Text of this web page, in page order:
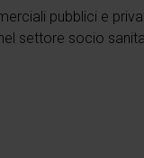
pubblici e
settore socio